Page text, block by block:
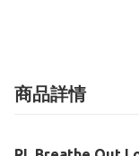
商品詳情